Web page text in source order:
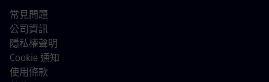
常見問題
公司資訊
隱私權聲明
Cookie 通知
使用條款